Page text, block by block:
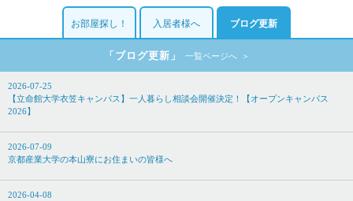
お部屋探し！ 入居者様へ ブログ更新
「ブログ更新」 一覧ページへ
2026-07-25
【立命館大学衣笠キャンパス】一人暮らし相談会開催決定！【オープンキャンパス
2026】
2026-07-09
京都産業大学の本山寮にお住まいの皆様へ
2026-04-08